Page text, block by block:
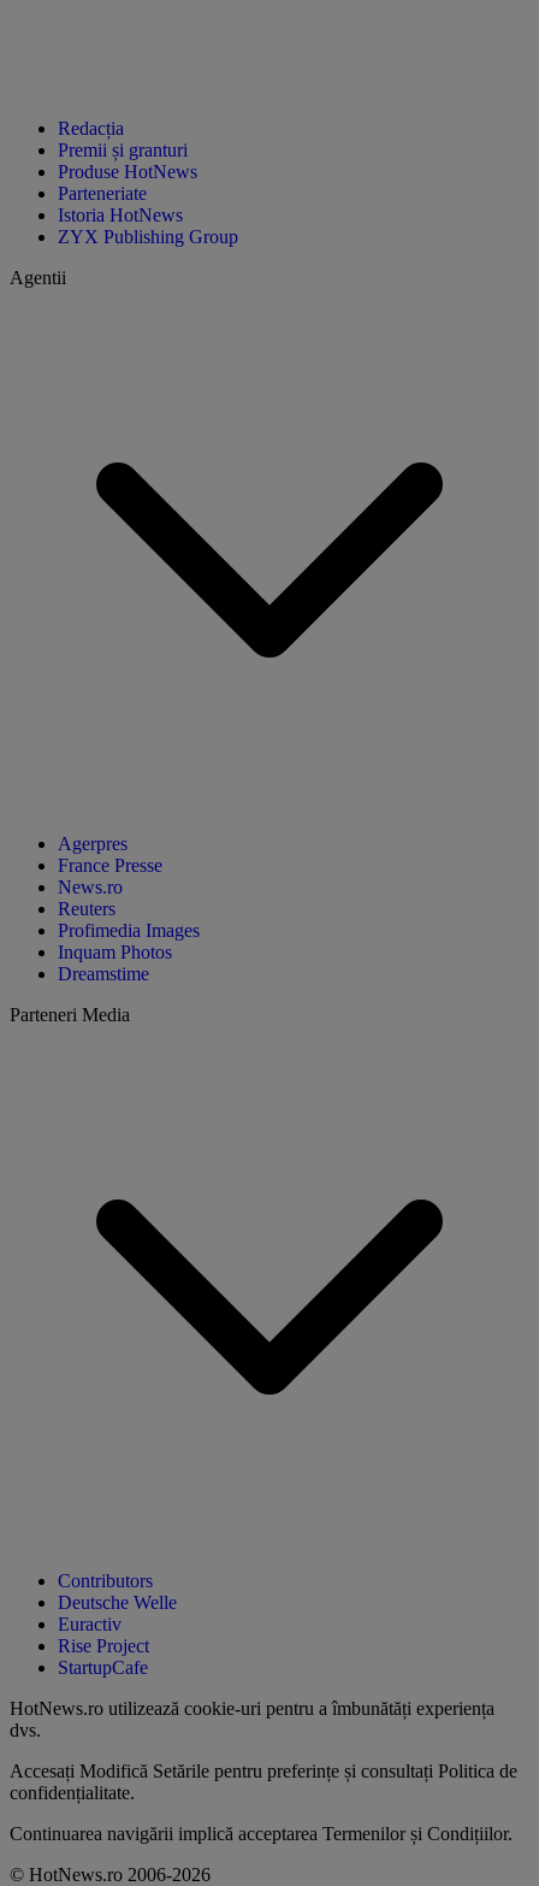
Redacția
Premii și granturi
Produse HotNews
Parteneriate
Istoria HotNews
ZYX Publishing Group
Agentii
Agerpres
France Presse
News.ro
Reuters
Profimedia Images
Inquam Photos
Dreamstime
Parteneri Media
Contributors
Deutsche Welle
Euractiv
Rise Project
StartupCafe
HotNews.ro utilizează cookie-uri pentru a îmbunătăți experiența
dvs.
Accesați Modifică Setările pentru preferințe și consultați Politica de
confidențialitate.
Continuarea navigării implică acceptarea Termenilor și Condițiilor.
© HotNews.ro 2006-2026